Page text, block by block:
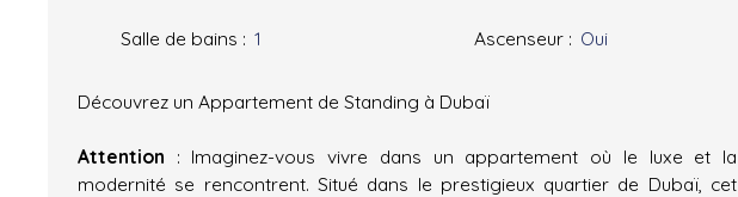
Salle de bains : 1 Ascenseur : Oui
Découvrez un Appartement de Standing à Dubaï
Attention : Imaginez-vous vivre dans un appartement où le luxe et la
modernité se rencontrent. Situé dans le prestigieux quartier de Dubaï, cet